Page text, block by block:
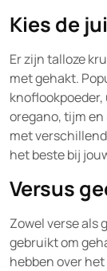
Kies de
Er zijn talloze
met gehakt.
oregano, tijm
met
het beste bij
Versus
Zowel verse als
gebruikt om
hebben over